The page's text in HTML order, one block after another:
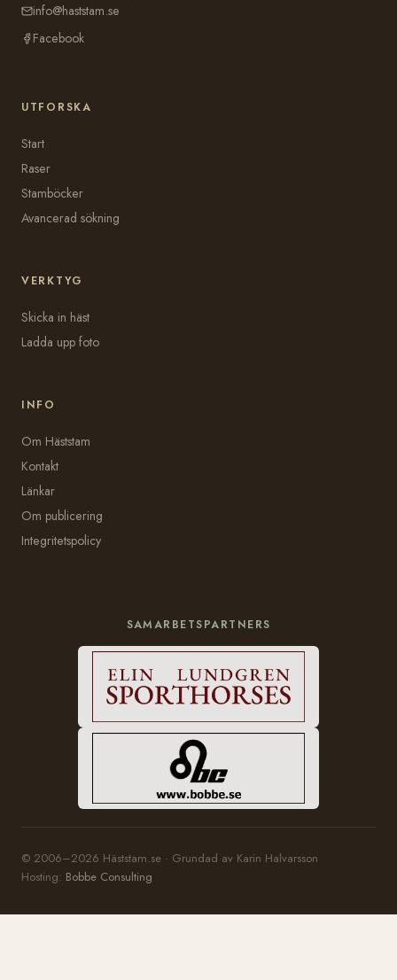
info@haststam.se
Facebook
UTFORSKA
Start
Raser
Stamböcker
Avancerad sökning
VERKTYG
Skicka in häst
Ladda upp foto
INFO
Om Häststam
Kontakt
Länkar
Om publicering
Integritetspolicy
SAMARBETSPARTNERS
© 2006–2026 Häststam.se · Grundad av Karin Halvarsson
Hosting: Bobbe Consulting